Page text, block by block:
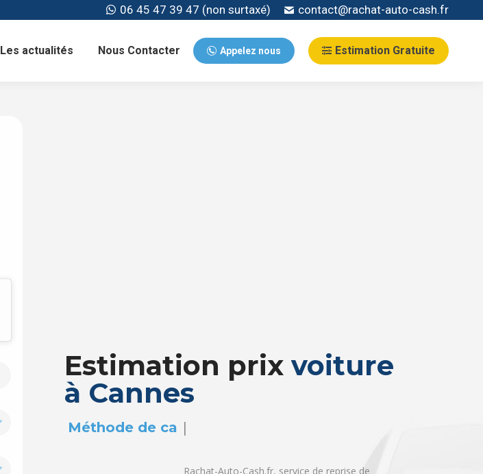
06 45 47 39 47 (non surtaxé) contact@rachat-auto-cash.fr
Les actualités Nous Contacter Appelez nous Estimation Gratuite
Estimation prixvoiture
à Cannes
Méthode de calcul
Rachat-Auto-Cash.fr, service de reprise de